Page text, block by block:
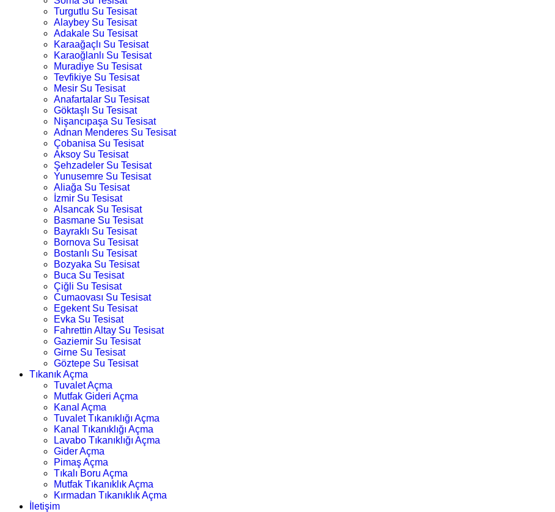
Turgutlu Su Tesisat
Alaybey Su Tesisat
Adakale Su Tesisat
Karaağaçlı Su Tesisat
Karaoğlanlı Su Tesisat
Muradiye Su Tesisat
Tevfikiye Su Tesisat
Mesir Su Tesisat
Anafartalar Su Tesisat
Göktaşlı Su Tesisat
Nişancıpaşa Su Tesisat
Adnan Menderes Su Tesisat
Çobanisa Su Tesisat
Aksoy Su Tesisat
Şehzadeler Su Tesisat
Yunusemre Su Tesisat
Aliağa Su Tesisat
İzmir Su Tesisat
Alsancak Su Tesisat
Basmane Su Tesisat
Bayraklı Su Tesisat
Bornova Su Tesisat
Bostanlı Su Tesisat
Bozyaka Su Tesisat
Buca Su Tesisat
Çiğli Su Tesisat
Cumaovası Su Tesisat
Egekent Su Tesisat
Evka Su Tesisat
Fahrettin Altay Su Tesisat
Gaziemir Su Tesisat
Girne Su Tesisat
Göztepe Su Tesisat
Tıkanık Açma
Tuvalet Açma
Mutfak Gideri Açma
Kanal Açma
Tuvalet Tıkanıklığı Açma
Kanal Tıkanıklığı Açma
Lavabo Tıkanıklığı Açma
Gider Açma
Pimaş Açma
Tıkalı Boru Açma
Mutfak Tıkanıklık Açma
Kırmadan Tıkanıklık Açma
İletişim